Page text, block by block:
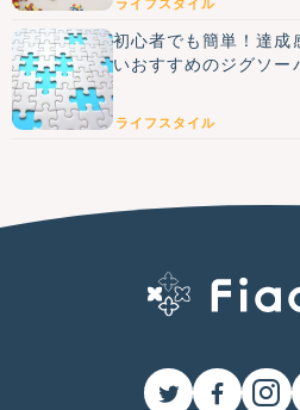
ライフスタイル
初心者でも簡単！達成
いおすすめのジグソー
ライフスタイル